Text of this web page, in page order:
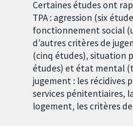
Certaines études ont
TPA : agression (six
fonctionnement social
d’autres critères de
(cinq études), situation
études) et état mental
jugement : les récidives
services pénitentiaires,
logement, les critères